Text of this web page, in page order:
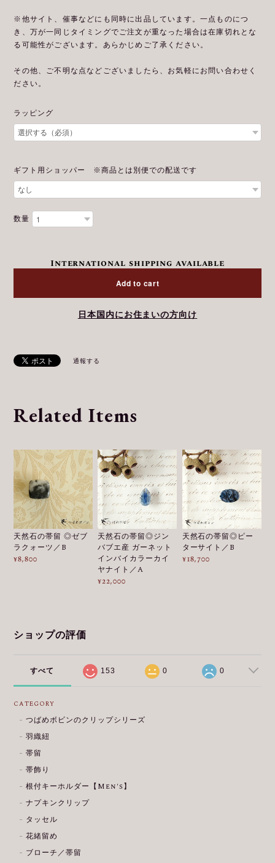
※他サイト、催事などにも同時に出品しています。一点ものにつ
き、万が一同じタイミングでご注文が重なった場合は在庫切れとな
る可能性がございます。あらかじめご了承ください。
その他、ご不明な点などございましたら、お気軽にお問い合わせく
ださい。
ラッピング
ギフト用ショッパー ※商品とは別便での配送です
数量
International shipping available
Add to cart
日本国内にお住まいの方向け
通報する
Related Items
天然石の帯留 ◎ゼブ
ラクォーツ／B
¥8,800
天然石の帯留◎ジン
バブエ産 ガーネット
インバイカラーカイ
ヤナイト／A
¥22,000
天然石の帯留◎ピー
ターサイト／B
¥18,700
ショップの評価
すべて 153 0 0
CATEGORY
つばめボビンのクリップシリーズ
羽織紐
帯留
帯飾り
根付キーホルダー【Men's】
ナプキンクリップ
タッセル
花緒留め
ブローチ／帯留